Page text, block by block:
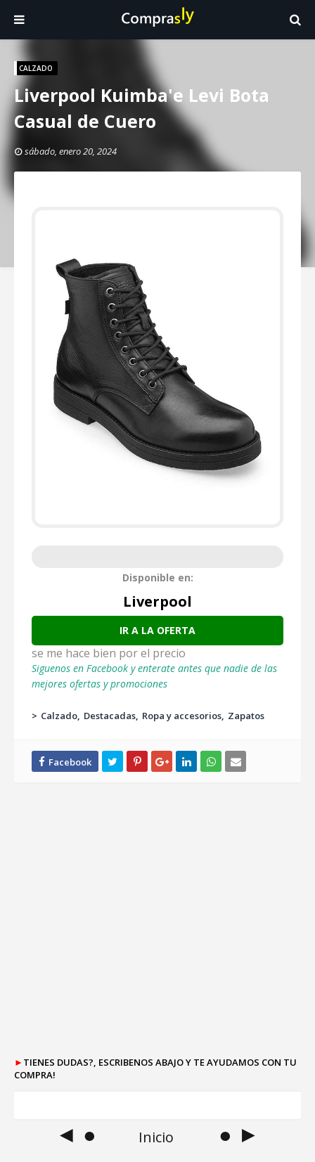
CALZADO
Liverpool Kuimba'e Levi Bota
Casual de Cuero
sábado, enero 20, 2024
Disponible en:
Liverpool
IR A LA OFERTA
se me hace bien por el precio
Siguenos en Facebook y enterate antes que nadie de las
mejores ofertas y promociones
> Calzado Destacadas Ropa y accesorios Zapatos
► TIENES DUDAS?, ESCRIBENOS ABAJO Y TE AYUDAMOS CON TU
COMPRA!
◄ ● Inicio ● ►